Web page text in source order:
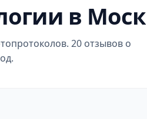
в
20 отзывов о